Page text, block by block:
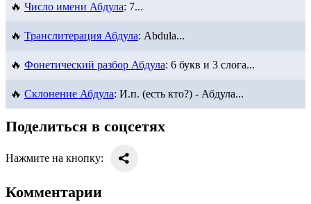
🔥 Число имени Абдула: 7...
🔥 Транслитерация Абдула: Abdula...
🔥 Фонетический разбор Абдула: 6 букв и 3 слога...
🔥 Склонение Абдула: И.п. (есть кто?) - Абдула...
Поделиться в соцсетях
Нажмите на кнопку:
Комментарии